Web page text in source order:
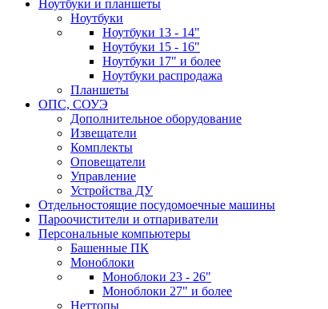
Ноутбуки и планшеты
Ноутбуки
Ноутбуки 13 - 14"
Ноутбуки 15 - 16"
Ноутбуки 17" и более
Ноутбуки распродажа
Планшеты
ОПС, СОУЭ
Дополнительное оборудование
Извещатели
Комплекты
Оповещатели
Управление
Устройства ДУ
Отдельностоящие посудомоечные машины
Пароочистители и отпариватели
Персональные компьютеры
Башенные ПК
Моноблоки
Моноблоки 23 - 26"
Моноблоки 27" и более
Неттопы